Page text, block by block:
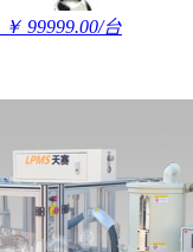
￥ 99999.00/台